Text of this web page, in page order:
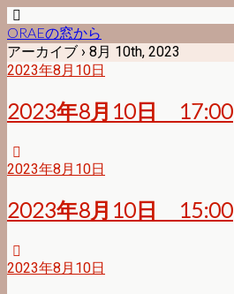
ORAEの窓から
アーカイブ › 8月 10th, 2023
2023年8月10日
2023年8月10日 17:00
2023年8月10日
2023年8月10日 15:00
2023年8月10日